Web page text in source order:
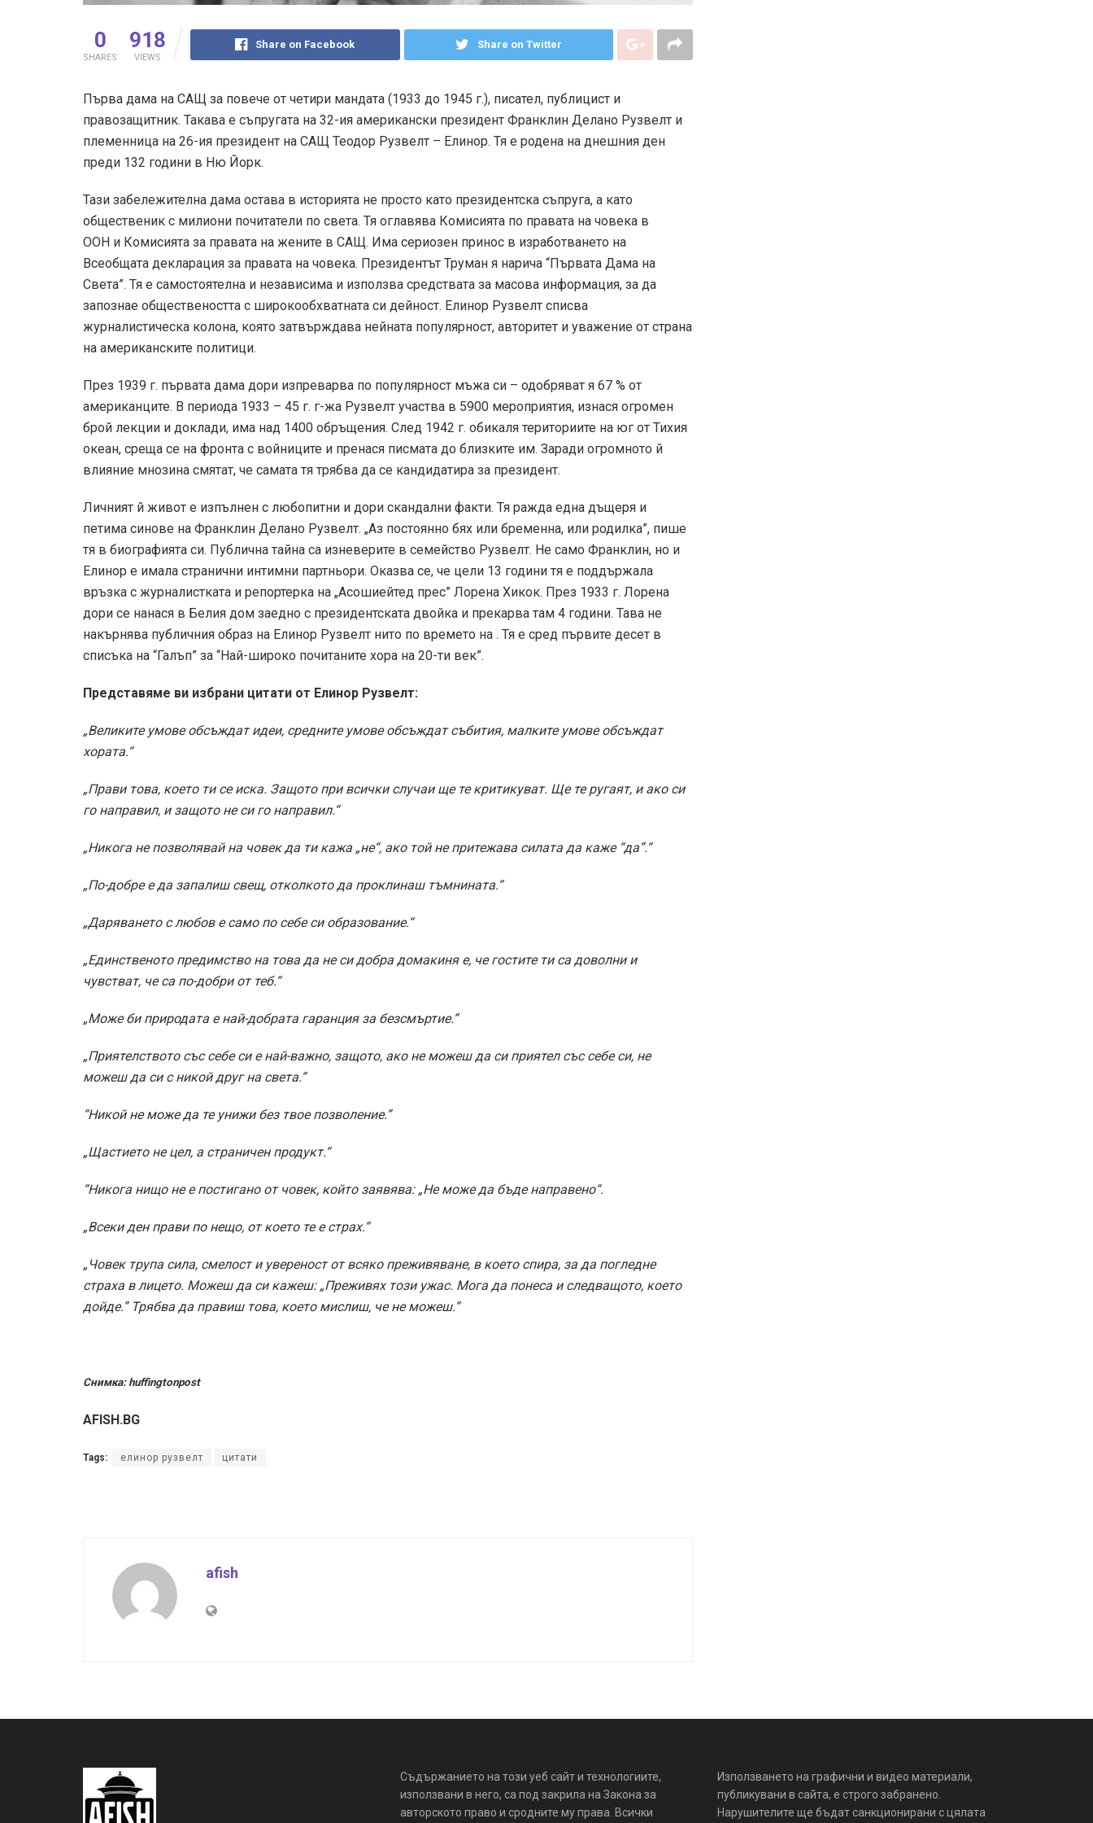
0
SHARES
918
VIEWS
Share on Facebook Share on Twitter
Първа дама на САЩ за повече от четири мандата (1933 до 1945 г.), писател, публицист и
правозащитник. Такава е съпругата на 32-ия американски президент Франклин Делано Рузвелт и
племенница на 26-ия президент на САЩ Теодор Рузвелт – Елинор. Тя е родена на днешния ден
преди 132 години в Ню Йорк.
Тази забележителна дама остава в историята не просто като президентска съпруга, а като
общественик с милиони почитатели по света. Тя оглавява Комисията по правата на човека в
ООН и Комисията за правата на жените в САЩ. Има сериозен принос в изработването на
Всеобщата декларация за правата на човека. Президентът Труман я нарича “Първата Дама на
Света”. Тя е самостоятелна и независима и използва средствата за масова информация, за да
запознае обществеността с широкообхватната си дейност. Елинор Рузвелт списва
журналистическа колона, която затвърждава нейната популярност, авторитет и уважение от страна
на американските политици.
През 1939 г. първата дама дори изпреварва по популярност мъжа си – одобряват я 67 % от
американците. В периода 1933 – 45 г. г-жа Рузвелт участва в 5900 мероприятия, изнася огромен
брой лекции и доклади, има над 1400 обръщения. След 1942 г. обикаля териториите на юг от Тихия
океан, среща се на фронта с войниците и пренася писмата до близките им. Заради огромното й
влияние мнозина смятат, че самата тя трябва да се кандидатира за президент.
Личният й живот е изпълнен с любопитни и дори скандални факти. Тя ражда една дъщеря и
петима синове на Франклин Делано Рузвелт. „Аз постоянно бях или бременна, или родилка”, пише
тя в биографията си. Публична тайна са изневерите в семейство Рузвелт. Не само Франклин, но и
Елинор е имала странични интимни партньори. Оказва се, че цели 13 години тя е поддържала
връзка с журналистката и репортерка на „Асошиейтед прес” Лорена Хикок. През 1933 г. Лорена
дори се нанася в Белия дом заедно с президентската двойка и прекарва там 4 години. Тава не
накърнява публичния образ на Елинор Рузвелт нито по времето на . Тя е сред първите десет в
списъка на “Галъп” за “Най-широко почитаните хора на 20-ти век”.
Представяме ви избрани цитати от Елинор Рузвелт:
„Великите умове обсъждат идеи, средните умове обсъждат събития, малките умове обсъждат
хората.“
„Прави това, което ти се иска. Защото при всички случаи ще те критикуват. Ще те ругаят, и ако си
го направил, и защото не си го направил.“
„Никога не позволявай на човек да ти кажа „не“, ако той не притежава силата да каже “да”.“
„По-добре е да запалиш свещ, отколкото да проклинаш тъмнината.“
„Даряването с любов е само по себе си образование.“
„Единственото предимство на това да не си добра домакиня е, че гостите ти са доволни и
чувстват, че са по-добри от теб.“
„Може би природата е най-добрата гаранция за безсмъртие.“
„Приятелството със себе си е най-важно, защото, ако не можеш да си приятел със себе си, не
можеш да си с никой друг на света.“
“Никой не може да те унижи без твое позволение.”
„Щастието не цел, а страничен продукт.“
“Никога нищо не е постигано от човек, който заявява: „Не може да бъде направено“.
„Всеки ден прави по нещо, от което те е страх.“
„Човек трупа сила, смелост и увереност от всяко преживяване, в което спира, за да погледне
страха в лицето. Можеш да си кажеш: „Преживях този ужас. Мога да понеса и следващото, което
дойде.” Трябва да правиш това, което мислиш, че не можеш.“
Снимка: huffingtonpost
AFISH.BG
Tags: елинор рузвелт цитати
afish
Съдържанието на този уеб сайт и технологиите,
използвани в него, са под закрила на Закона за
авторското право и сродните му права. Всички
Използването на графични и видео материали,
публикувани в сайта, е строго забранено.
Нарушителите ще бъдат санкционирани с цялата